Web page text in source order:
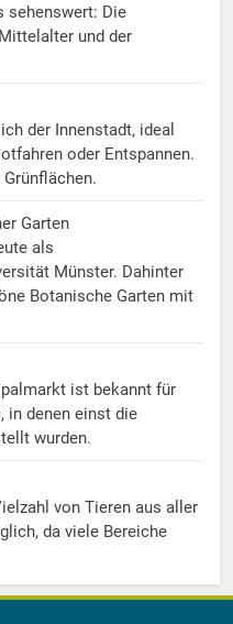
sehenswert: Die
und der
der Innenstadt, ideal
oder Entspannen.
Garten
als
Münster. Dahinter
Botanische Garten mit
ist bekannt für
in denen einst die
wurden.
von Tieren aus aller
da viele Bereiche